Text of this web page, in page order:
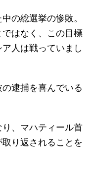
の総選挙の惨敗。
はなく、この目標
人は戦っていまし
逮捕を喜んでいる
、マハティール首
り返されることを